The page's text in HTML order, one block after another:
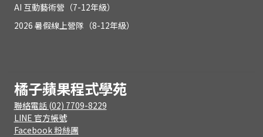
AI 互動藝術營（7-12年級）
2026 暑假線上營隊（8-12年級）
橘子蘋果程式學苑
聯絡電話 (02) 7709-8229
LINE 官方帳號
Facebook 粉絲團